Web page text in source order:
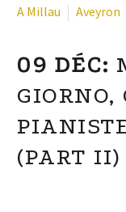
A Millau
Aveyron
09 DÉC:
GIORNO,
(PART II)